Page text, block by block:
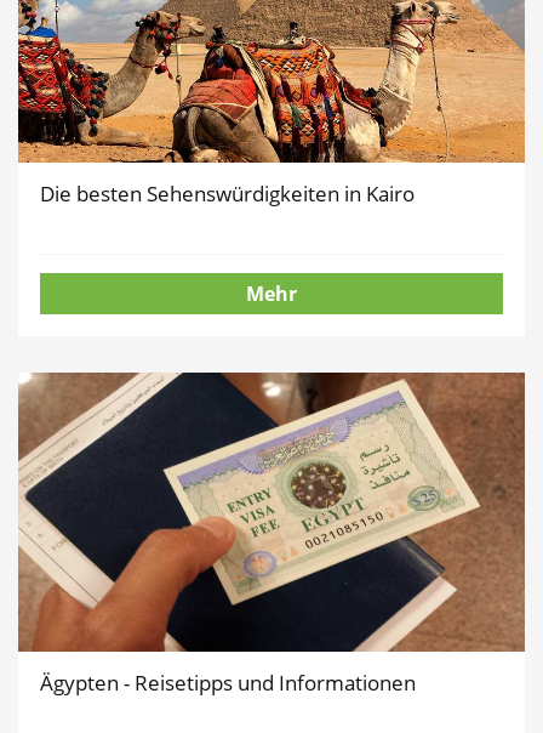
Die besten Sehenswürdigkeiten in Kairo
Mehr
Ägypten - Reisetipps und Informationen